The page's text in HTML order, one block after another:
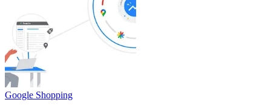
Google Shopping